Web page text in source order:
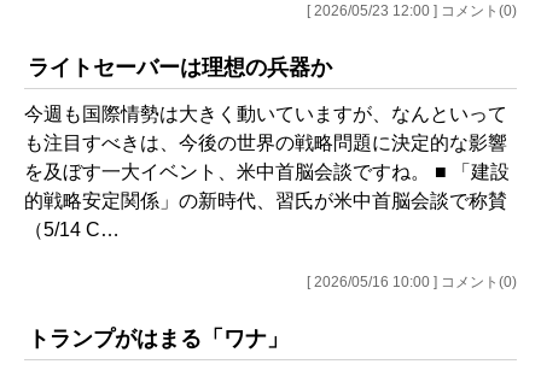
[ 2026/05/23 12:00 ] コメント(0)
ライトセーバーは理想の兵器か
今週も国際情勢は大きく動いていますが、なんといって
も注目すべきは、今後の世界の戦略問題に決定的な影響
を及ぼす一大イベント、米中首脳会談ですね。 ■ 「建設
的戦略安定関係」の新時代、習氏が米中首脳会談で称賛
（5/14 C…
[ 2026/05/16 10:00 ] コメント(0)
トランプがはまる「ワナ」